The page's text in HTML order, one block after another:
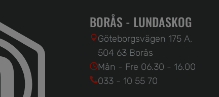
BORÅS - LUNDASKOG
Göteborgsvägen 175 A,
504 63 Borås
Mån - Fre 06.30 - 16.00
033 - 10 55 70